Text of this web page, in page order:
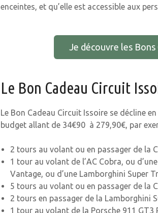
enceintes, et qu’elle est accessible aux
Je découvre les
Le Bon Cadeau Circuit
Le Bon Cadeau Circuit Issoire se décline
budget allant de 34€90 à 279,90€, par
2 tours au volant ou en passager de la
1 tour au volant de l’AC Cobra, ou
Vantage, ou d’une Lamborghini Super
5 tours au volant ou en passager de la
2 tours en passager de la Lamborghini
1 tour au volant de la Porsche 911 GT3